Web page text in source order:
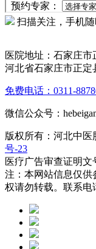
扫描关注，手机
医院地址：石家庄
河北省石家庄市正定
免费电话：0311-
微信公众号：
版权所有：河北中医
号-23
医疗广告审查证明文
注：本网站信息仅供
权请勿转载。联系电